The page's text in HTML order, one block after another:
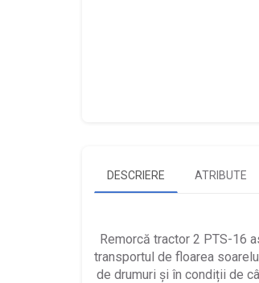
DESCRIERE ATRIBUTE
Remorcă tractor 2 PTS-16
transportul de floarea
de drumuri și în condiții de